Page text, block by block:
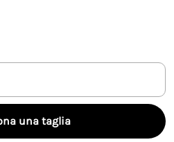
una taglia